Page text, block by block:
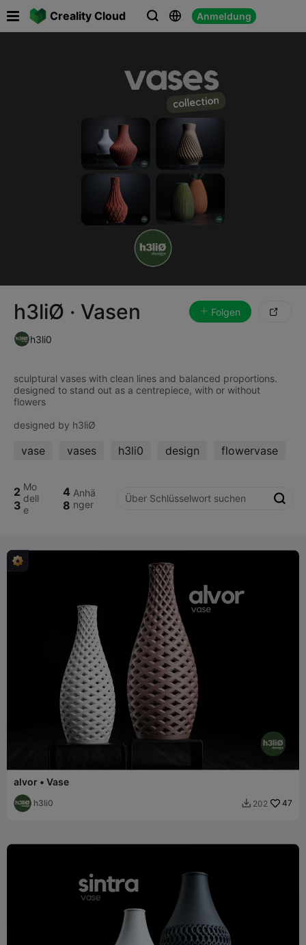
Creality Cloud   Anmeldung
h3liØ · Vasen Folgen 
h3li0
sculptural vases with clean lines and balanced proportions.
designed to stand out as a centrepiece, with or without
flowers
vase vases h3li0 design flowervase
2
3
Mo
dell
e
4
8
Anhä
nger

alvor • Vase
h3li0  202 47